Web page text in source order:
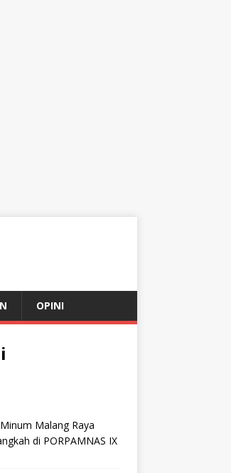
OPINI
Malang Raya
di PORPAMNAS IX